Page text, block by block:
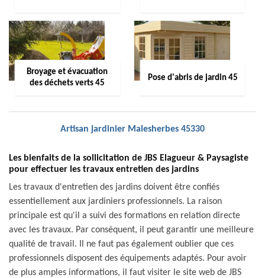
Broyage et évacuation
des déchets verts 45
Pose d'abris de jardin 45
Artisan jardinier Malesherbes 45330
Les bienfaits de la sollicitation de JBS Elagueur & Paysagiste
pour effectuer les travaux entretien des jardins
Les travaux d'entretien des jardins doivent être confiés
essentiellement aux jardiniers professionnels. La raison
principale est qu'il a suivi des formations en relation directe
avec les travaux. Par conséquent, il peut garantir une meilleure
qualité de travail. Il ne faut pas également oublier que ces
professionnels disposent des équipements adaptés. Pour avoir
de plus amples informations, il faut visiter le site web de JBS